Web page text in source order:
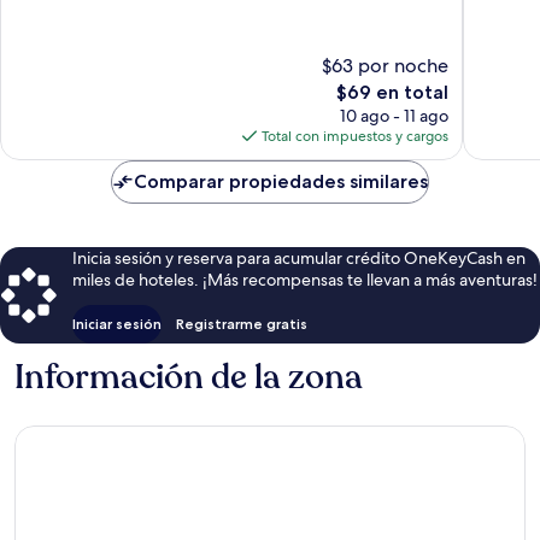
$63 por noche
El
precio
actual
es
de
$69
$69 en total
10 ago - 11 ago
Total con impuestos y cargos
Comparar propiedades similares
Inicia sesión y reserva para acumular crédito OneKeyCash en
miles de hoteles. ¡Más recompensas te llevan a más aventuras!
Iniciar sesión Registrarme gratis
Información de la zona